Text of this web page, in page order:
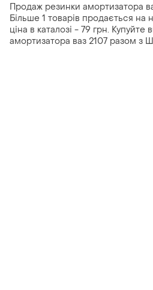
Продаж резинки амортизатора
Більше 1 товарів продається
ціна в каталозі - 79 грн. Купуйте
амортизатора ваз 2107 разом з